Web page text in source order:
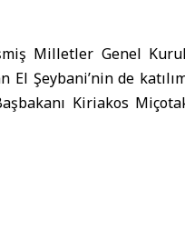
Milletler Genel
Şeybani’nin de
ı Kiriakos